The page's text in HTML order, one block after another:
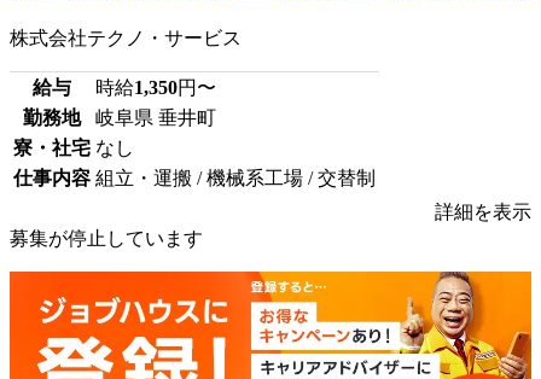
株式会社テクノ・サービス
給与 時給1,350円〜
勤務地
岐阜県 垂井町
寮・社宅 なし
仕事内容 組立・運搬 / 機械系工場 / 交替制
詳細を表示
募集が停止しています